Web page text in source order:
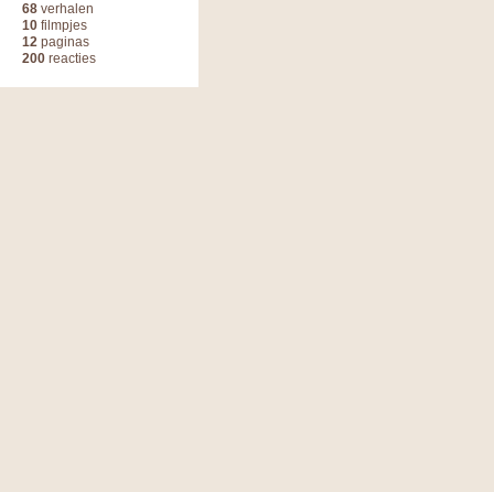
68 verhalen
10 filmpjes
12 paginas
200 reacties